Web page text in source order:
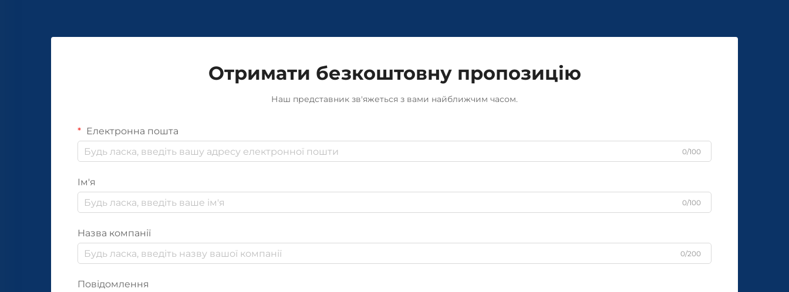
Отримати безкоштовну пропозицію
Наш представник зв'яжеться з вами найближчим часом.
Електронна пошта
0/100
Ім'я
0/100
Назва компанії
0/200
Повідомлення